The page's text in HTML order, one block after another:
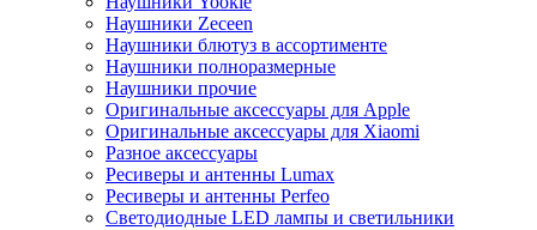
Наушники Zeceen
Наушники блютуз в ассортименте
Наушники полноразмерные
Наушники прочие
Оригинальные аксессуары для Apple
Оригинальные аксессуары для Xiaomi
Разное аксессуары
Ресиверы и антенны Lumax
Ресиверы и антенны Perfeo
Светодиодные LED лампы и светильники